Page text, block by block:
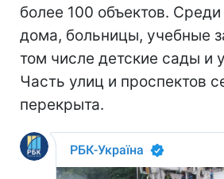
более 100 объектов.
дома, больницы, учебные
том числе детские сады и
Часть улиц и проспектов
перекрыта.